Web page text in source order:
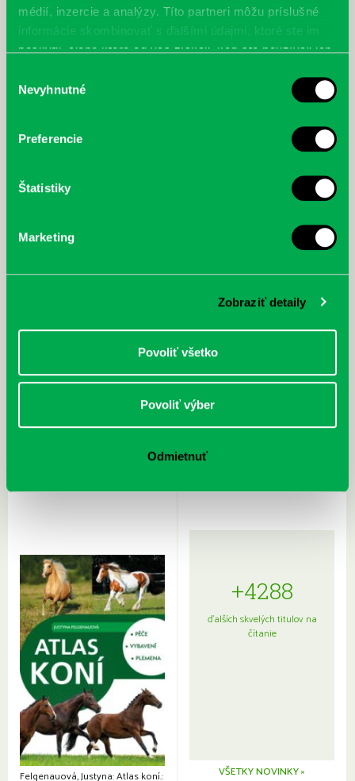
médií, inzercie a analýzy. Títo partneri môžu príslušné
informácie skombinovať s ďalšími údajmi, ktoré ste im
poskytli, alebo ktoré od vás získali, keď ste používali ich
súhlasu
Nevyhnutné
Preferencie
Štatistiky
Marketing
Zobraziť detaily
Povoliť všetko
Povoliť výber
Odmietnuť
McGrath, Andy: Tadej Pogačar:
nezastaviteľný
Sprievodca po hviezdnej oblohe
kompletný sprievodca
japonskou kuchyňou a etiketou
Felgenauová, Justyna: Atlas koní.:
+4288
ďalších skvelých titulov na
čítanie
VŠETKY NOVINKY »